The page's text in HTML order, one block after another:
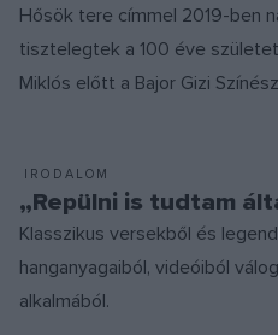
Hősök tere címmel 2019-ben
tisztelegtek a 100 éve
Miklós előtt a Bajor Gizi
IRODALOM
„Repülni is tudtam
Klasszikus versekből és
hanganyagaiból, videóiból
alkalmából.